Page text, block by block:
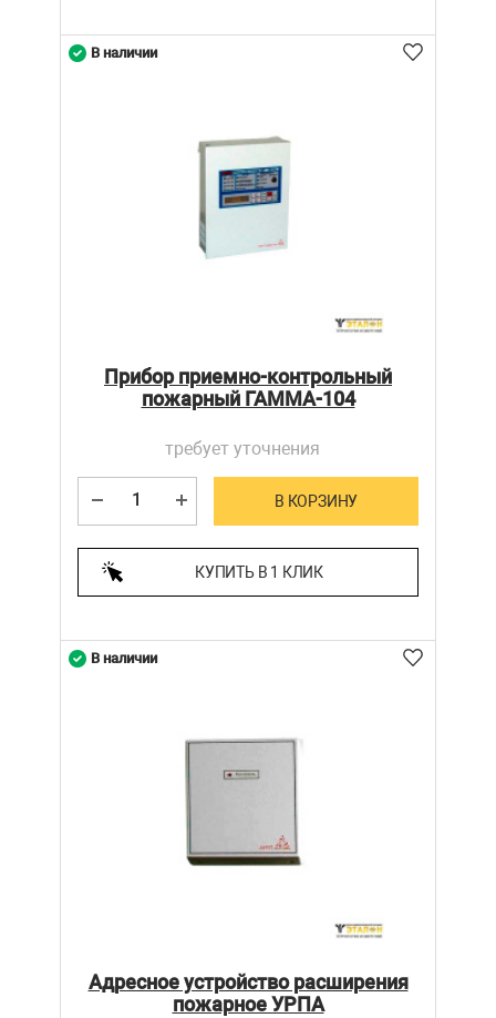
Прибор приемно-контрольный
пожарный ГАММА-104
требует уточнения
В КОРЗИНУ
КУПИТЬ В 1 КЛИК
В наличии
Адресное устройство расширения
пожарное УРПА
В наличии